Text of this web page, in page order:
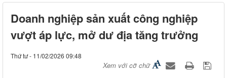
Doanh nghiệp sản xuất công nghiệp
vượt áp lực, mở dư địa tăng trưởng
Thứ tư - 11/02/2026 09:48
Xem với cỡ chữ